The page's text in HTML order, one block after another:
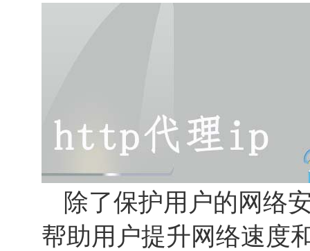
除了保护用户的网络
帮助用户提升网络速度